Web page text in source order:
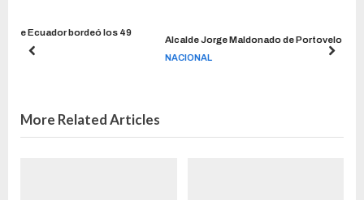
los 49
Alcalde Jorge Maldonado de Portovelo es asesinado.
More Related Articles